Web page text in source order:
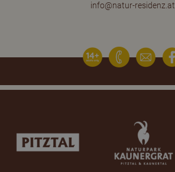
info@natur-residenz.at